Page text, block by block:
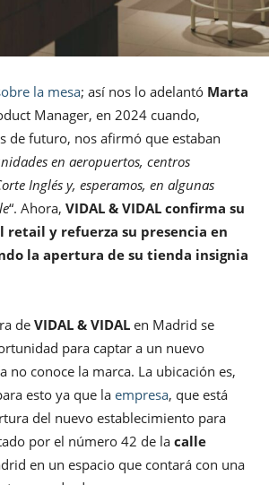
la mesa; así nos lo adelantó Marta
Manager, en 2024 cuando,
de futuro, nos afirmó que estaban
en aeropuertos, centros
Inglés y, esperamos, en algunas
“. Ahora, VIDAL & VIDAL confirma su
retail y refuerza su presencia en
la apertura de su tienda insignia
de VIDAL & VIDAL en Madrid se
para captar a un nuevo
no conoce la marca. La ubicación es,
esto ya que la empresa, que está
del nuevo establecimiento para
por el número 42 de lacalle
en un espacio que contará con una